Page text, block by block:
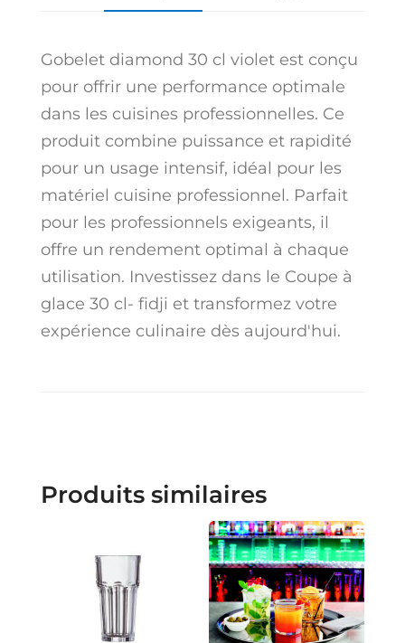
Gobelet diamond 30 cl violet est conçu
pour offrir une performance optimale
dans les cuisines professionnelles. Ce
produit combine puissance et rapidité
pour un usage intensif, idéal pour les
matériel cuisine professionnel. Parfait
pour les professionnels exigeants, il
offre un rendement optimal à chaque
utilisation. Investissez dans le Coupe à
glace 30 cl- fidji et transformez votre
expérience culinaire dès aujourd'hui.
Produits similaires